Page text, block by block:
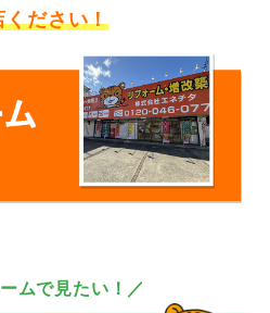
ください！
ムで見たい！／